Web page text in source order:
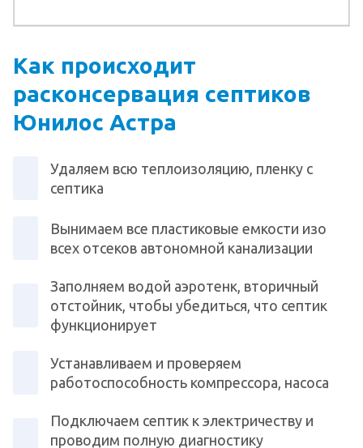
Как происходит
расконсервация септиков
Юнилос Астра
Удаляем всю теплоизоляцию, пленку с
септика
Вынимаем все пластиковые емкости изо
всех отсеков автономной канализации
Заполняем водой аэротенк, вторичный
отстойник, чтобы убедиться, что септик
функционирует
Устанавливаем и проверяем
работоспособность компрессора, насоса
Подключаем септик к электричеству и
проводим полную диагностику